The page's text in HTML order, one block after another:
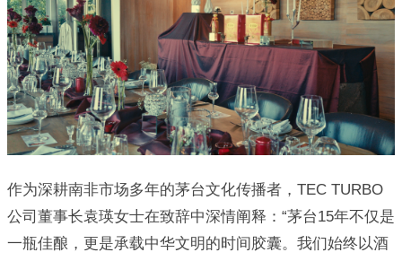
作为深耕南非市场多年的茅台文化传播者，TEC TURBO
公司董事长袁瑛女士在致辞中深情阐释：“茅台15年不仅是
一瓶佳酿，更是承载中华文明的时间胶囊。我们始终以酒